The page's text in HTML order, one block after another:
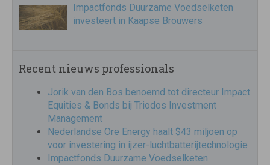
Impactfonds Duurzame Voedselketen
investeert in Kaapse Brouwers
Recent nieuws professionals
Jorik van den Bos benoemd tot directeur Impact
Equities & Bonds bij Triodos Investment
Management
Nederlandse Ore Energy haalt $43 miljoen op
voor investering in ijzer-luchtbatterijtechnologie
Impactfonds Duurzame Voedselketen